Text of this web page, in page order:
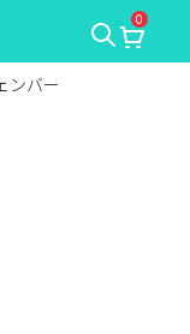
0
ンバー